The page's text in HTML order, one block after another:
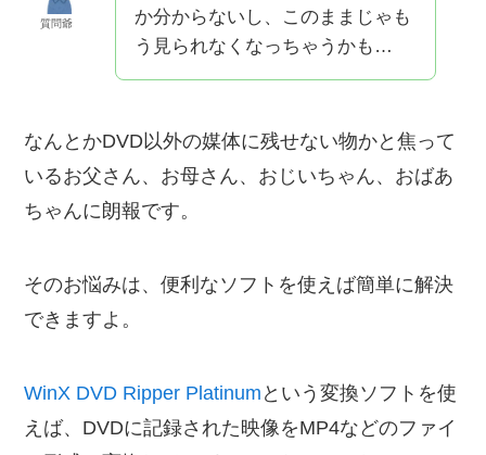
質問爺
か分からないし、このままじゃも
う見られなくなっちゃうかも…
なんとかDVD以外の媒体に残せない物かと焦って
いるお父さん、お母さん、おじいちゃん、おばあ
ちゃんに朗報です。
そのお悩みは、便利なソフトを使えば簡単に解決
できますよ。
WinX DVD Ripper Platinum という変換ソフトを使
えば、DVDに記録された映像をMP4などのファイ